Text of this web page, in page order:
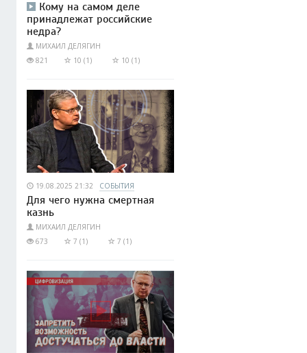
Кому на самом деле
принадлежат российские
недра?
МИХАИЛ ДЕЛЯГИН
821
10 (1) 10 (1)
19.08.2025 21:32 СОБЫТИЯ
Для чего нужна смертная
казнь
МИХАИЛ ДЕЛЯГИН
673
7 (1) 7 (1)